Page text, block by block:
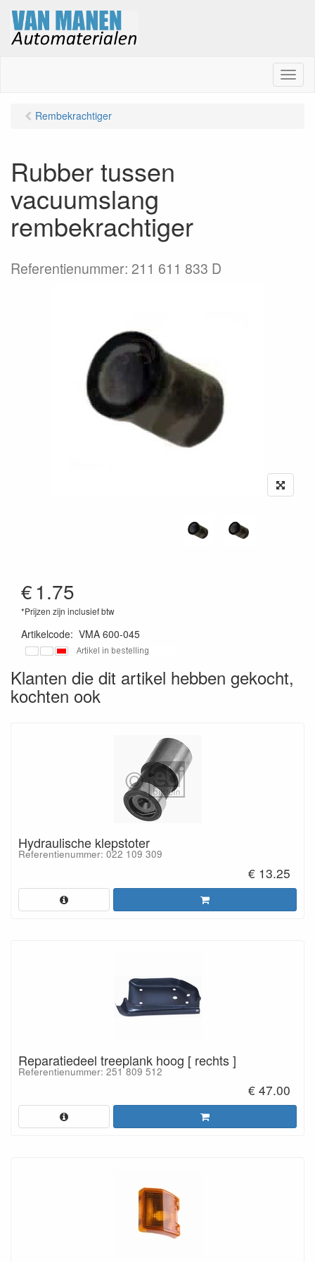
M
e
Rembekrachtiger
Rubber tussen
vacuumslang
rembekrachtiger
Referentienummer: 211 611 833 D
€1.75
*Prijzen zijn inclusief btw
Artikelcode: VMA 600-045
Klanten die dit artikel hebben gekocht,
kochten ook
Hydraulische klepstoter
Referentienummer: 022 109 309
€ 13.25
Reparatiedeel treeplank hoog [ rechts ]
Referentienummer: 251 809 512
€ 47.00